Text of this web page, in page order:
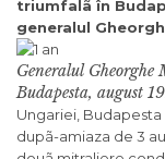
triumfalã în
generalul
Generalul Gheorghe
Budapesta, august
Ungariei,
dupã-amiaza de 3